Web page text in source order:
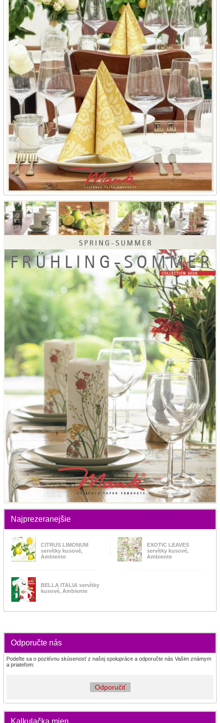
Najprezeranejšie
CITRUS LIMONUM
servítky kusové,
Ambiente
EXOTIC LEAVES
servítky kusové,
Ambiente
BELLA ITALIA servítky
kusové, Ambiente
Odporučte nás
Podeľte sa o pozitívnu skúsenosť z našej spolupráce a odporučte nás Vašim známym
a priateľom:
Odporučiť